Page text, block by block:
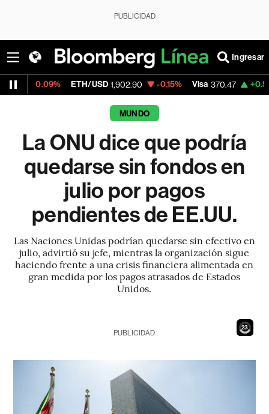
PUBLICIDAD
Ingresar
ETH/USD 1,902.90 -0.15% Visa 370.47 +0.52%
MUNDO
La ONU dice que podría
quedarse sin fondos en
julio por pagos
pendientes de EE.UU.
Las Naciones Unidas podrían quedarse sin efectivo en
julio, advirtió su jefe, mientras la organización sigue
haciendo frente a una crisis financiera alimentada en
gran medida por los pagos atrasados de Estados
Unidos.
22
PUBLICIDAD